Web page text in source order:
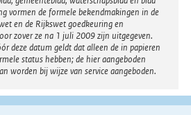
g
vormen de formele bekendmakingen in de
en de Rijkswet goedkeuring en
zover ze na 1 juli 2009 zijn uitgegeven.
deze datum geldt dat alleen de in papieren
status hebben; de hier aangeboden
worden bij wijze van service aangeboden.